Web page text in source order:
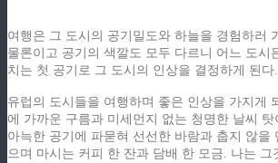
여행은 그 도시의 공기밀도와 하늘을 경험하러
물론이고 공기의 색깔도 모두 다르니 어느 도시
치는 첫 공기로 그 도시의 인상을 결정하게 된다.
유럽의 도시들을 여행하며 좋은 인상을 가지게
에 가까운 구름과 미세먼지 없는 청명한 날씨
아늑한 공기에 파묻혀 선선한 바람과 춥지 않을
으며 마시는 커피 한 잔과 담배 한 모금. 나는 그